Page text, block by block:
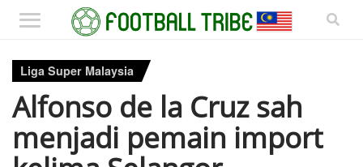
Liga Super Malaysia
Alfonso de la Cruz sah
menjadi pemain import